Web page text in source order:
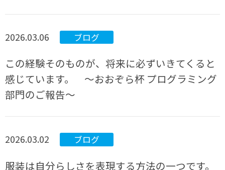
2026.03.06 ブログ
この経験そのものが、将来に必ずいきてくると
感じています。 ～おおぞら杯 プログラミング
部門のご報告～
2026.03.02 ブログ
服装は自分らしさを表現する方法の一つです。